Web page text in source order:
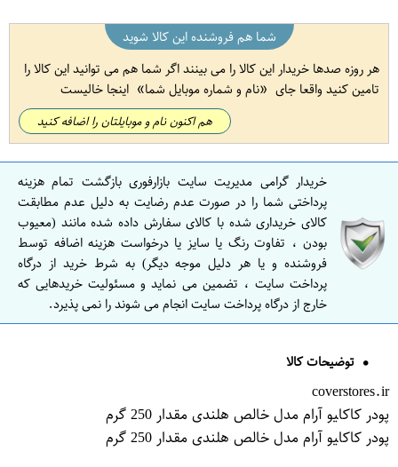
شما هم فروشنده این کالا شوید
هر روزه صدها خریدار این کالا را می بینند اگر شما هم می توانید این کالا را
تامین کنید واقعا جای
نام و شماره موبایل شما اینجا خالیست
هم اکنون نام و موبایلتان را اضافه کنید
خریدار گرامی مدیریت سایت بازارفوری بازگشت تمام هزینه
پرداختی شما را در صورت عدم رضایت به دلیل عدم مطابقت
کالای خریداری شده با کالای سفارش داده شده مانند (معیوب
بودن ، تفاوت رنگ یا سایز یا درخواست هزینه اضافه توسط
فروشنده و یا هر دلیل موجه دیگر) به شرط خرید از درگاه
پرداخت سایت ، تضمین می نماید و مسئولیت خریدهایی که
خارج از درگاه پرداخت سایت انجام می شوند را نمی پذیرد.
توضیحات کالا
coverstores.ir
پودر کاکا‍‍‍‍یو آرام مدل خالص هلندی مقدار 250 گرم
پودر کاکا‍‍‍‍یو آرام مدل خالص هلندی مقدار 250 گرم